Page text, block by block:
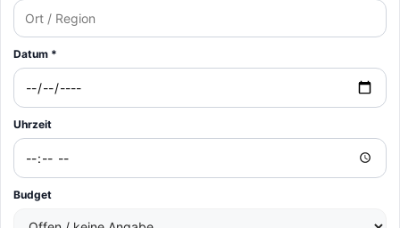
Datum *
Uhrzeit
Budget